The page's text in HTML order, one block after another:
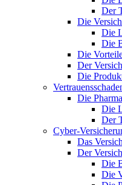
Der
Die
Die
Die
Die
Der
Die
Die
Die
Der
Cyber-
Das
Der
Die
Die